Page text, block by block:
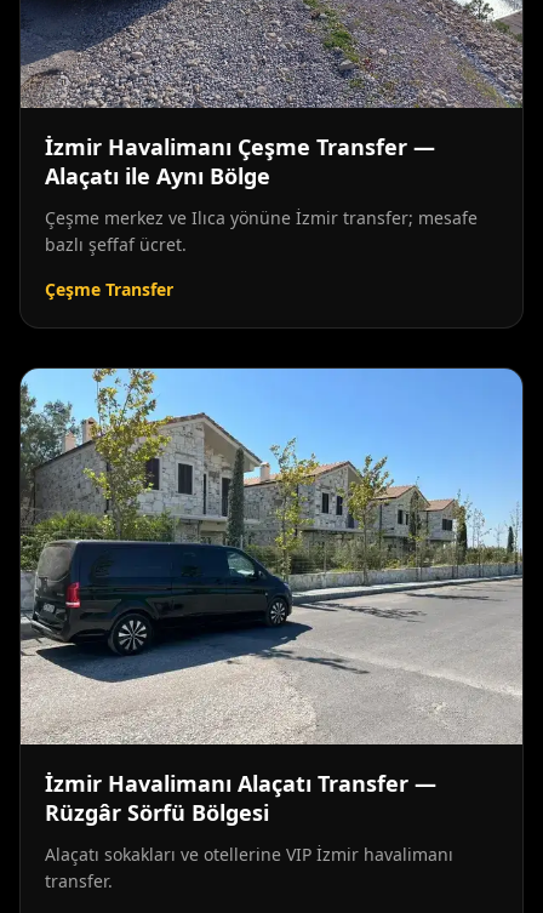
İzmir Havalimanı Çeşme Transfer —
Alaçatı ile Aynı Bölge
Çeşme merkez ve Ilıca yönüne İzmir transfer; mesafe
bazlı şeffaf ücret.
Çeşme Transfer
İzmir Havalimanı Alaçatı Transfer —
Rüzgâr Sörfü Bölgesi
Alaçatı sokakları ve otellerine VIP İzmir havalimanı
transfer.